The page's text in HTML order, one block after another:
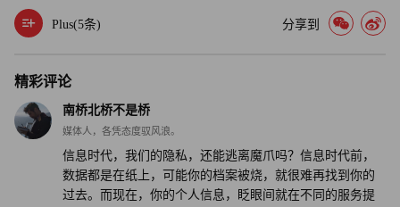
Plus(5条) 分享到
精彩评论
南桥北桥不是桥
媒体人，各凭态度驭风浪。
信息时代，我们的隐私，还能逃离魔爪吗？信息时代前，
数据都是在纸上，可能你的档案被烧，就很难再找到你的
过去。而现在，你的个人信息，眨眼间就在不同的服务提